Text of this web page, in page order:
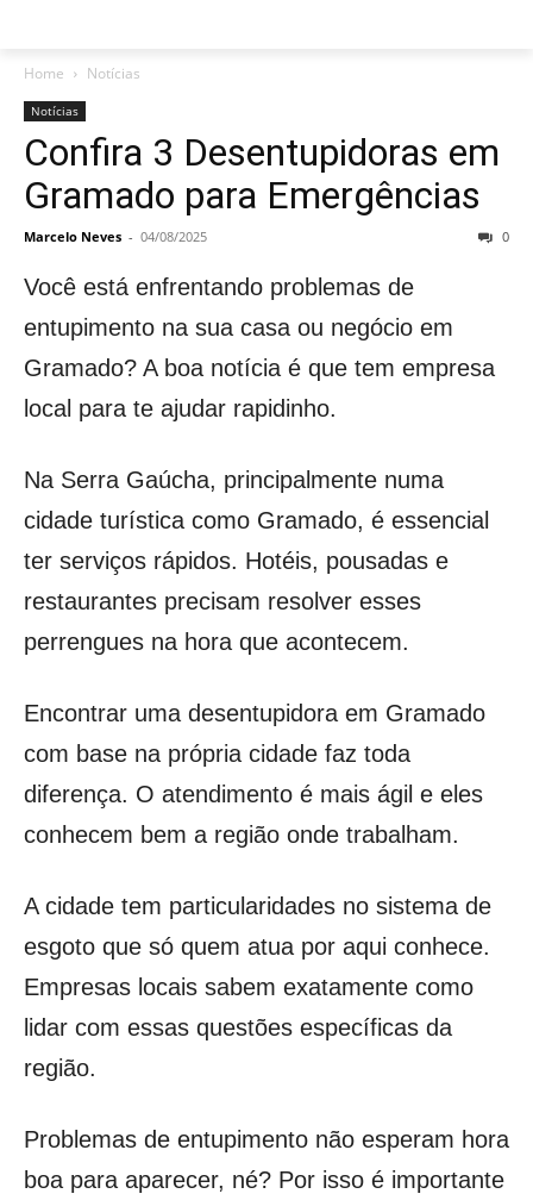
Home Notícias
Notícias
Confira 3 Desentupidoras em
Gramado para Emergências
Marcelo Neves - 04/08/2025 0
Você está enfrentando problemas de
entupimento na sua casa ou negócio em
Gramado? A boa notícia é que tem empresa
local para te ajudar rapidinho.
Na Serra Gaúcha, principalmente numa
cidade turística como Gramado, é essencial
ter serviços rápidos. Hotéis, pousadas e
restaurantes precisam resolver esses
perrengues na hora que acontecem.
Encontrar uma desentupidora em Gramado
com base na própria cidade faz toda
diferença. O atendimento é mais ágil e eles
conhecem bem a região onde trabalham.
A cidade tem particularidades no sistema de
esgoto que só quem atua por aqui conhece.
Empresas locais sabem exatamente como
lidar com essas questões específicas da
região.
Problemas de entupimento não esperam hora
boa para aparecer, né? Por isso é importante